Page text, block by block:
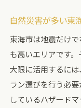
自然災害が多い東
東海市は地震だけ
も高いエリアです
大限に活用するに
ラン選びを行う必
しているハザード